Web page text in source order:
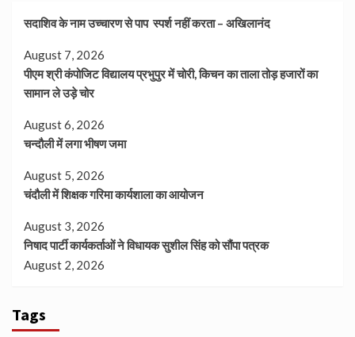
सदाशिव के नाम उच्चारण से पाप स्पर्श नहीं करता – अखिलानंद
August 7, 2026
पीएम श्री कंपोजिट विद्यालय प्रभुपुर में चोरी, किचन का ताला तोड़ हजारों का
सामान ले उड़े चोर
August 6, 2026
चन्दौली में लगा भीषण जमा
August 5, 2026
चंदौली में शिक्षक गरिमा कार्यशाला का आयोजन
August 3, 2026
निषाद पार्टी कार्यकर्ताओं ने विधायक सुशील सिंह को सौंपा पत्रक
August 2, 2026
Tags